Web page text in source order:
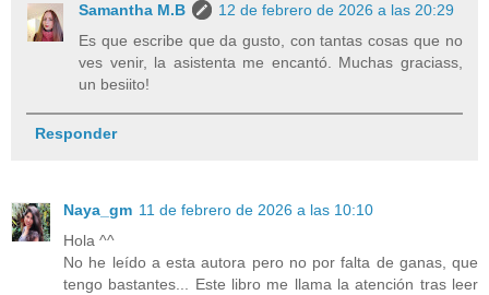
Samantha M.B
12 de febrero de 2026 a las 20:29
Es que escribe que da gusto, con tantas cosas que no
ves venir, la asistenta me encantó. Muchas graciass,
un besiito!
Responder
Naya_gm 11 de febrero de 2026 a las 10:10
Hola ^^
No he leído a esta autora pero no por falta de ganas, que
tengo bastantes... Este libro me llama la atención tras leer